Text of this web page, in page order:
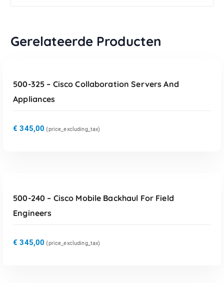
Gerelateerde Producten
500-325 – Cisco Collaboration Servers And
Appliances
€ 345,00 {price_excluding_tax)
500-240 – Cisco Mobile Backhaul For Field
Engineers
€ 345,00 {price_excluding_tax)